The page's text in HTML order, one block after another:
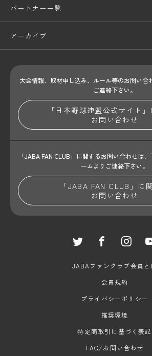
パートナー一覧
アーカイブ
大会情報、取材申し込み、ルール等のお問い合
ご連絡下さい。
「日本野球連盟公式サイト」
お問い合わせ
「JABA FAN CLUB」に関するお問い合わせは、
ームよりご連絡下さい。
「JABA FAN CLUB」に
お問い合わせ
JABAファンクラブ会員と
会員規約
プライバシーポリシー
推奨環境
特定商取引に基づく表記
FAQ/お問い合わせ